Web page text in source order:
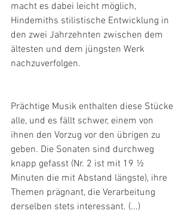
macht es dabei leicht möglich,
Hindemiths stilistische Entwicklung in
den zwei Jahrzehnten zwischen dem
ältesten und dem jüngsten Werk
nachzuverfolgen.
Prächtige Musik enthalten diese Stücke
alle, und es fällt schwer, einem von
ihnen den Vorzug vor den übrigen zu
geben. Die Sonaten sind durchweg
knapp gefasst (Nr. 2 ist mit 19 ½
Minuten die mit Abstand längste), ihre
Themen prägnant, die Verarbeitung
derselben stets interessant. (...)